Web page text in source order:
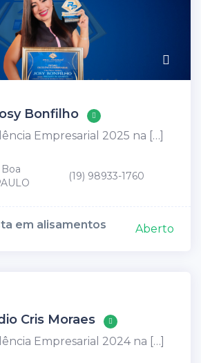
Bonfilho
Empresarial 2025 na […]
(19) 98933-1760
em alisamentos Aberto
Cris Moraes
Empresarial 2024 na […]